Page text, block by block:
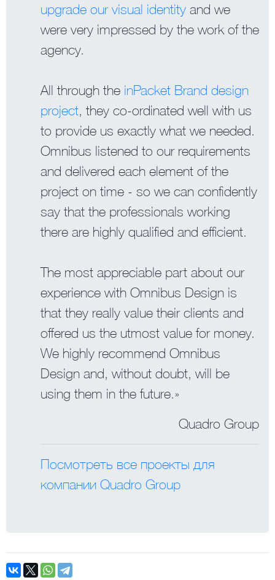
upgrade our visual identity and we
were very impressed by the work of the
agency.
All through the inPacket Brand design
project, they co-ordinated well with us
to provide us exactly what we needed.
Omnibus listened to our requirements
and delivered each element of the
project on time - so we can confidently
say that the professionals working
there are highly qualified and efficient.
The most appreciable part about our
experience with Omnibus Design is
that they really value their clients and
offered us the utmost value for money.
We highly recommend Omnibus
Design and, without doubt, will be
using them in the future.»
Quadro Group
Посмотреть все проекты для
компании Quadro Group